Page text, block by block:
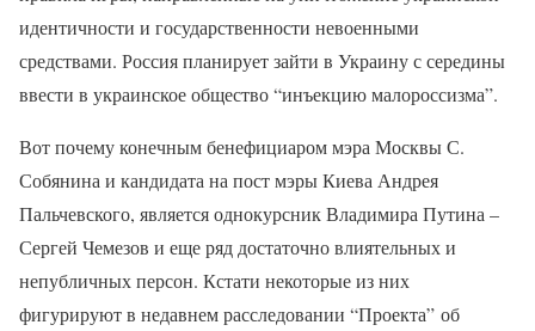
идентичности и государственности невоенными
средствами. Россия планирует зайти в Украину с середины
ввести в украинское общество “инъекцию малороссизма”.
Вот почему конечным бенефициаром мэра Москвы С.
Собянина и кандидата на пост мэры Киева Андрея
Пальчевского, является однокурсник Владимира Путина –
Сергей Чемезов и еще ряд достаточно влиятельных и
непубличных персон. Кстати некоторые из них
фигурируют в недавнем расследовании “Проекта” об